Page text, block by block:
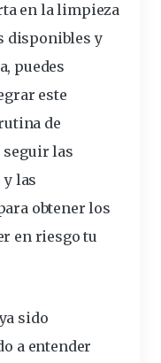
en la limpieza
disponibles y
puedes
este
de
seguir las
las
obtener los
en riesgo tu
sido
a entender